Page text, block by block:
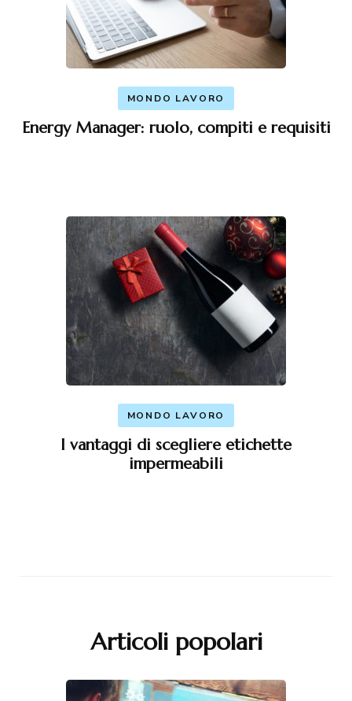
MONDO LAVORO
Energy Manager: ruolo, compiti e requisiti
MONDO LAVORO
I vantaggi di scegliere etichette
impermeabili
Articoli popolari